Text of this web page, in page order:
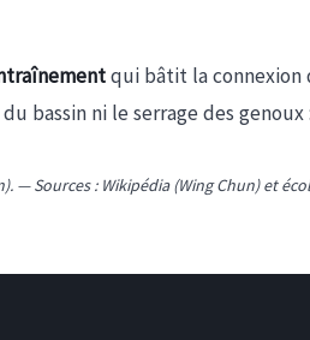
qui bâtit la connexion
bassin ni le serrage des
: Wikipédia (Wing Chun) et